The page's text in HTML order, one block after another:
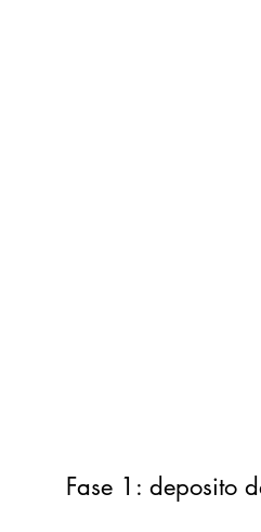
Fase 1: deposito